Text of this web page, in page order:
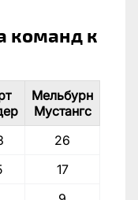
команд к
Мельбурн
Мустангс
26
17